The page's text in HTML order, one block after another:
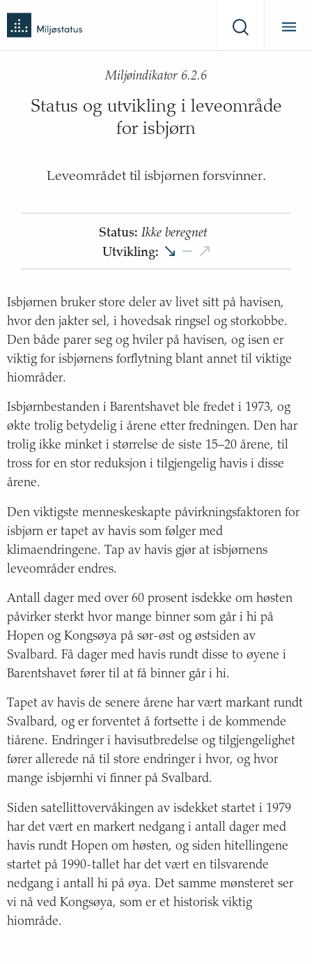
Miljøstatus
til
forsiden
Søk
Miljøindikator 6.2.6
Status og utvikling i leveområde
for isbjørn
Leveområdet til isbjørnen forsvinner.
Status: Ikke beregnet
Utvikling:
Isbjørnen bruker store deler av livet sitt på havisen,
hvor den jakter sel, i hovedsak ringsel og storkobbe.
Den både parer seg og hviler på havisen, og isen er
viktig for isbjørnens forflytning blant annet til viktige
hiområder.
Isbjørnbestanden i Barentshavet ble fredet i 1973, og
økte trolig betydelig i årene etter fredningen. Den har
trolig ikke minket i størrelse de siste 15–20 årene, til
tross for en stor reduksjon i tilgjengelig havis i disse
årene.
Den viktigste menneskeskapte påvirkningsfaktoren for
isbjørn er tapet av havis som følger med
klimaendringene. Tap av havis gjør at isbjørnens
leveområder endres.
Antall dager med over 60 prosent isdekke om høsten
påvirker sterkt hvor mange binner som går i hi på
Hopen og Kongsøya på sør-øst og østsiden av
Svalbard. Få dager med havis rundt disse to øyene i
Barentshavet fører til at få binner går i hi.
Tapet av havis de senere årene har vært markant rundt
Svalbard, og er forventet å fortsette i de kommende
tiårene. Endringer i havisutbredelse og tilgjengelighet
fører allerede nå til store endringer i hvor, og hvor
mange isbjørnhi vi finner på Svalbard.
Siden satellittovervåkingen av isdekket startet i 1979
har det vært en markert nedgang i antall dager med
havis rundt Hopen om høsten, og siden hitellingene
startet på 1990-tallet har det vært en tilsvarende
nedgang i antall hi på øya. Det samme mønsteret ser
vi nå ved Kongsøya, som er et historisk viktig
hiområde.